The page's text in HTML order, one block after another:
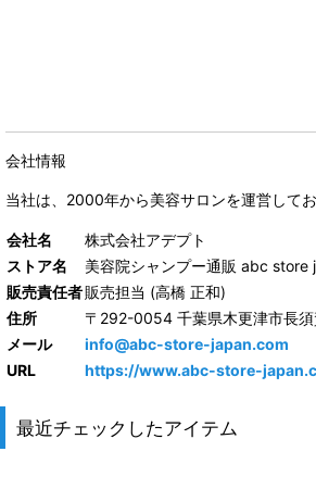
会社情報
当社は、 2000年から美容サロンを運営して
会社名
株式会社アデプト
ストア名
美容院シャンプー通販 abc store
販売責任者販売担当 (高橋 正和)
住所
〒292-0054 千葉県木更津市長
メール
info@abc-store-japan.com
URL
https://www.abc-store-
最近チェックしたアイテム